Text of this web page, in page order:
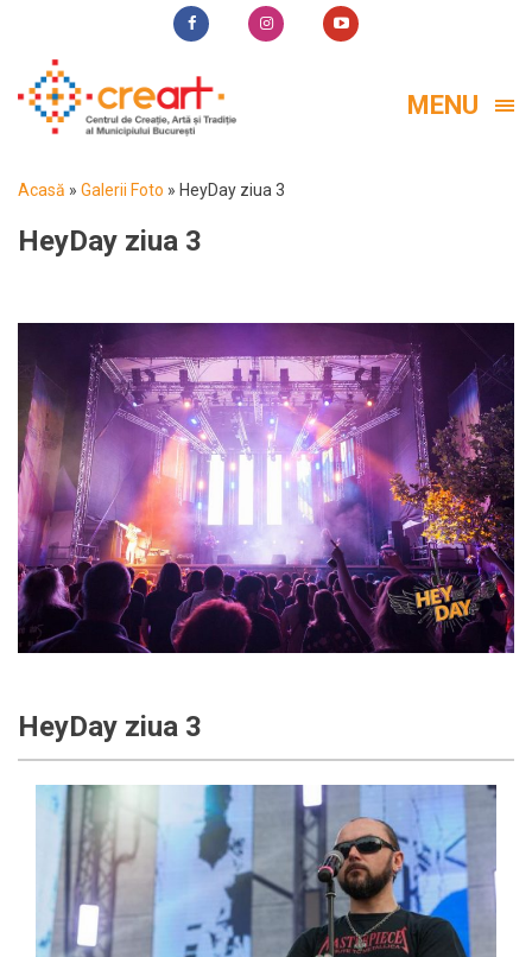
MENU
Acasă » Galerii Foto » HeyDay ziua 3
HeyDay ziua 3
HeyDay ziua 3